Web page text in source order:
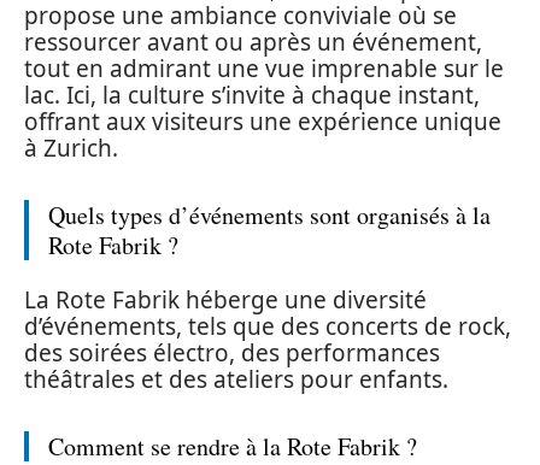
propose une ambiance conviviale où se
ressourcer avant ou après un événement,
tout en admirant une vue imprenable sur le
lac. Ici, la culture s’invite à chaque instant,
offrant aux visiteurs une expérience unique
à Zurich.
Quels types d’événements sont organisés à la
Rote Fabrik ?
La Rote Fabrik héberge une diversité
d’événements, tels que des concerts de rock,
des soirées électro, des performances
théâtrales et des ateliers pour enfants.
Comment se rendre à la Rote Fabrik ?